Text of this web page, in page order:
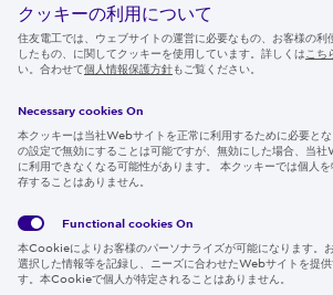
ニュースルーム
IR情報
採用情報
Global
サイト
クッキーの利用について
住友電工では、ウェブサイトの運営に必要なもの、お客様の利
したもの、に関してクッキーを使用しています。詳しくは こち
い。合わせて個人情報保護方針もご覧ください。
Necessary cookies On
本クッキーは当社Webサイトを正常に利用するために必要と
の設定で無効にすることは可能ですが、無効にした場合、当
に利用できなくなる可能性があります。 本クッキーでは個人
存することはありません。
Functional cookies On
本Cookieによりお客様のパーソナライズが可能になります。
選択した情報等を記録し、ニーズに合わせたWebサイトを提
す。本Cookieで個人が特定されることはありません。